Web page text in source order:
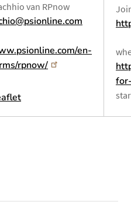
van RPnow
en-
rpnow/